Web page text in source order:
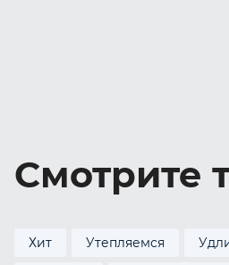
Смотрите
Хит Утепляемся